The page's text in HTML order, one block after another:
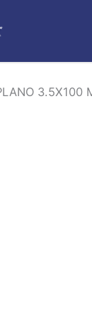
3.5X100